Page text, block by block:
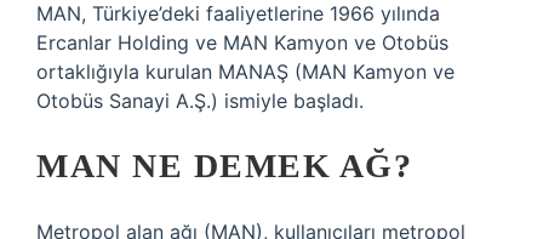
​​​​MAN, Türkiye’deki faaliyetlerine 1966 yılında
Ercanlar Holding ve MAN Kamyon ve Otobüs
ortaklığıyla kurulan MANAŞ (MAN Kamyon ve
Otobüs Sanayi A.Ş.) ismiyle başladı.
MAN NE DEMEK AĞ?
Metropol alan ağı (MAN), kullanıcıları metropol